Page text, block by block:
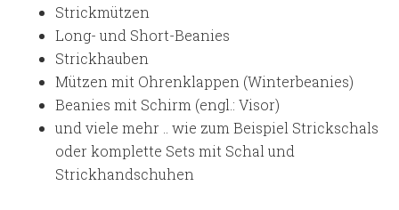
Strickmützen
Long- und Short-Beanies
Strickhauben
Mützen mit Ohrenklappen (Winterbeanies)
Beanies mit Schirm (engl.: Visor)
und viele mehr .. wie zum Beispiel Strickschals
oder komplette Sets mit Schal und
Strickhandschuhen